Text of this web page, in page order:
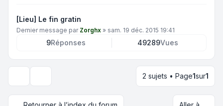
[Lieu] Le fin gratin
Dernier message par Zorghx » sam. 19 déc. 2015 19:41
9Réponses 49289Vues
2 sujets • Page1sur1